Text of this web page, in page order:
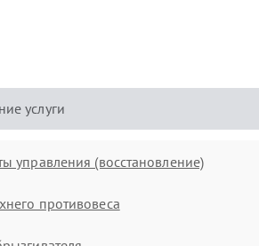
услуги
управления (восстановление)
противовеса